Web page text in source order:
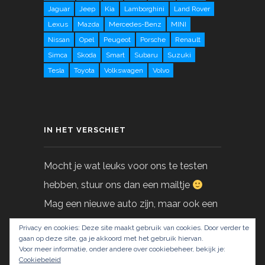
Jaguar
Jeep Kia Lamborghini
Land Rover
Lexus
Mazda Mercedes-Benz
MINI
Nissan
Opel Peugeot Porsche
Renault
Simca
Skoda Smart Subaru
Suzuki
Tesla
Toyota Volkswagen Volvo
IN HET VERSCHIET
Mocht je wat leuks voor ons te testen
hebben, stuur ons dan een mailtje
Mag een nieuwe auto zijn, maar ook een
gebruikte!
info@LoveAtFirstDrive.nl
Privacy en cookies: Deze site maakt gebruik van cookies. Door verder te
gaan op deze site, ga je akkoord met het gebruik hiervan.
Voor meer informatie, onder andere over cookiebeheer, bekijk je:
Cookiebeleid